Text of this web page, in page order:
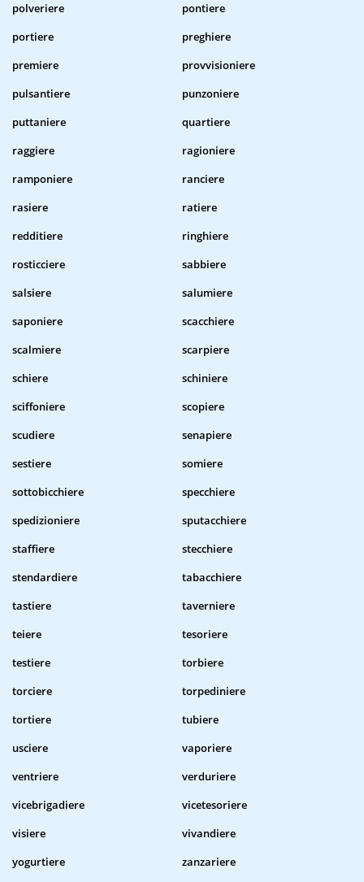
polveriere
pontiere
portiere
preghiere
premiere
provvisioniere
pulsantiere
punzoniere
puttaniere
quartiere
raggiere
ragioniere
ramponiere
ranciere
rasiere
ratiere
redditiere
ringhiere
rosticciere
sabbiere
salsiere
salumiere
saponiere
scacchiere
scalmiere
scarpiere
schiere
schiniere
sciffoniere
scopiere
scudiere
senapiere
sestiere
somiere
sottobicchiere
specchiere
spedizioniere
sputacchiere
staffiere
stecchiere
stendardiere
tabacchiere
tastiere
taverniere
teiere
tesoriere
testiere
torbiere
torciere
torpediniere
tortiere
tubiere
usciere
vaporiere
ventriere
verduriere
vicebrigadiere
vicetesoriere
visiere
vivandiere
yogurtiere
zanzariere